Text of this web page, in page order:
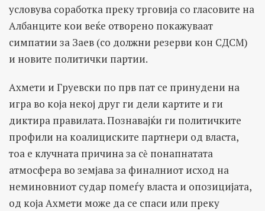
условува соработка преку трговија со гласовите на
Албанците кои веќе отворено покажуваат
симпатии за Заев (со должни резерви кон СДСМ)
и новите политички партии.
Ахмети и Груевски по прв пат се принудени на
игра во која некој друг ги дели картите и ги
диктира правилата. Познавајќи ги политичките
профили на коалициските партнери од власта,
тоа е клучната причина за сѐ понапнатата
атмосфера во земјава за финалниот исход на
неминовниот судар помеѓу власта и опозицијата,
од која Ахмети може да се спаси или преку